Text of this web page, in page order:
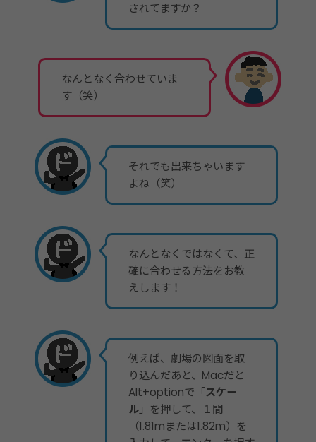
されてますか？
なんとなく合わせていま
す（笑）
それでも出来ちゃいます
よね（笑）
なんとなくではなくて、正
確に合わせる方法をお教
えします！
例えば、劇場の図面を取
り込んだあと、Macだと
Alt+optionで「スケー
ル」を押して、１間
（1.81mまたは1.82m）を